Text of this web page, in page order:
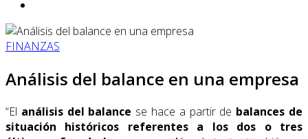
FINANZAS
Análisis del balance en una empresa
“El análisis del balance se hace a partir de balances de
si­tuación históricos referentes a los dos o tres